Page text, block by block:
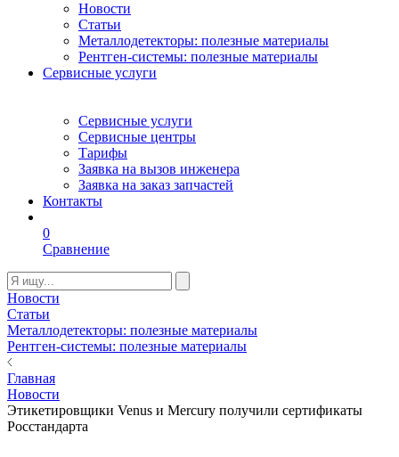
Новости
Статьи
Металлодетекторы: полезные материалы
Рентген-системы: полезные материалы
Сервисные услуги
Сервисные услуги
Сервисные центры
Тарифы
Заявка на вызов инженера
Заявка на заказ запчастей
Контакты
0
Сравнение
Новости
Статьи
Металлодетекторы: полезные материалы
Рентген-системы: полезные материалы
Главная
Новости
Этикетировщики Venus и Mercury получили сертификаты
Росстандарта